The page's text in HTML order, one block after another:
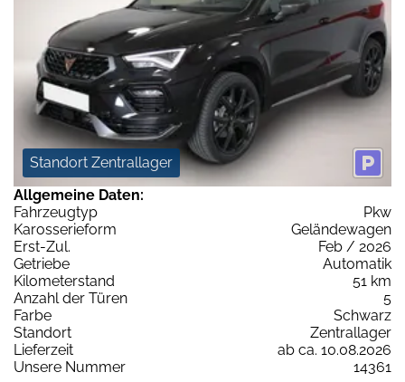
Standort Zentrallager
Allgemeine Daten:
Fahrzeugtyp
Pkw
Karosserieform
Geländewagen
Erst-Zul.
Feb / 2026
Getriebe
Automatik
Kilometerstand
51 km
Anzahl der Türen
5
Farbe
Schwarz
Standort
Zentrallager
Lieferzeit
ab ca. 10.08.2026
Unsere Nummer
14361